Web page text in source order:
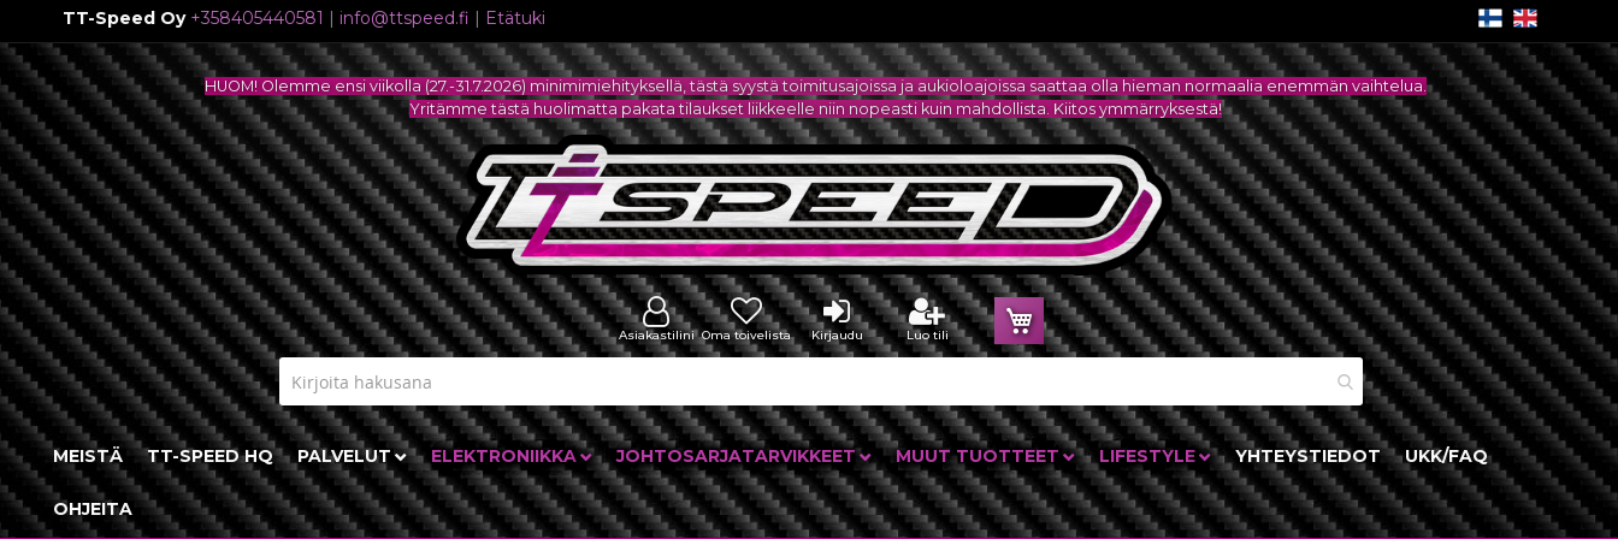
TT-Speed Oy +358405440581 | info@ttspeed.fi | Etätuki
Skip
to
Content
Ostoskori
Asiakastilini Oma toivelista Kirjaudu Luo tili
HUOM! Olemme ensi viikolla (27.-31.7.2026) minimimiehityksellä, tästä syystä toimitusajoissa ja aukioloajoissa saattaa olla hieman normaalia enemmän vaihtelua.
Yritämme tästä huolimatta pakata tilaukset liikkeelle niin nopeasti kuin mahdollista. Kiitos ymmärryksestä!
MEISTÄ TT-SPEED HQ PALVELUT ELEKTRONIIKKA JOHTOSARJATARVIKKEET MUUT TUOTTEET LIFESTYLE YHTEYSTIEDOT UKK/FAQ
OHJEITA